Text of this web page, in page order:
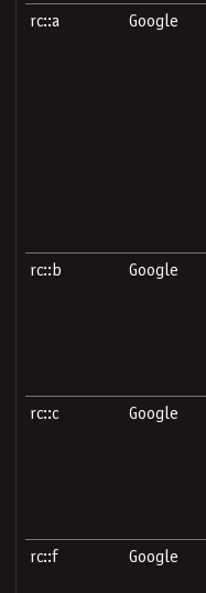
rc::a Google
rc::b Google
rc::c Google
rc::f Google